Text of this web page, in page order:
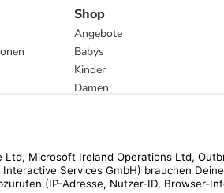
Shop
Angebote
Babys
Kinder
Damen
Marken